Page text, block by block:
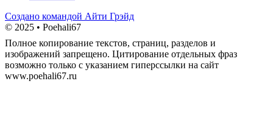
Создано командой Айти Грэйд
© 2025 • Poehali67
Полное копирование текстов, страниц, разделов и
изображений запрещено. Цитирование отдельных фраз
возможно только с указанием гиперссылки на сайт
www.poehali67.ru